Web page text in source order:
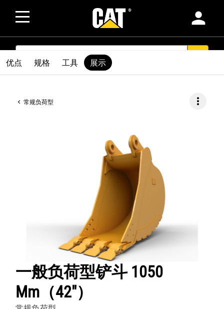
person
SEARCH
常规负荷型 more_vert
一般负荷型铲斗 1050
Mm（42"）
优点 规格 工具 展示